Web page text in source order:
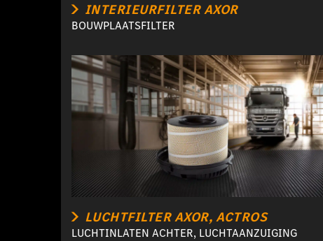
INTERIEURFILTER AXOR
BOUWPLAATSFILTER
LUCHTFILTER AXOR, ACTROS
LUCHTINLATEN ACHTER, LUCHTAANZUIGING